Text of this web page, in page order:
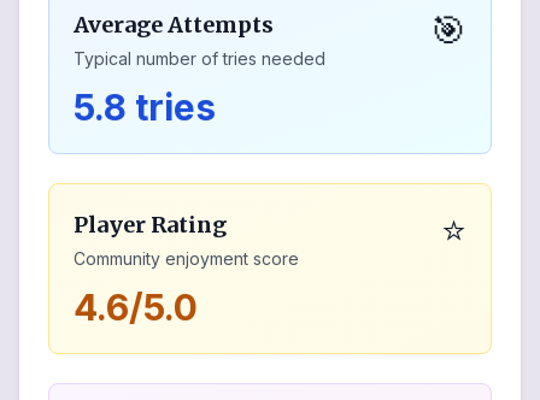
Average Attempts
Typical number of tries needed
🎯
5.8 tries
Player Rating
Community enjoyment score
⭐
4.6/5.0